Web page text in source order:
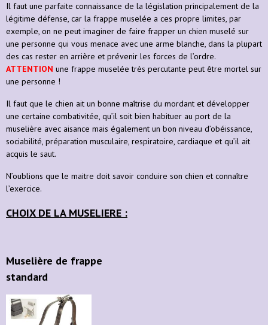
Il faut une parfaite connaissance de la législation principalement de la
légitime défense, car la frappe muselée a ces propre limites, par
exemple, on ne peut imaginer de faire frapper un chien muselé sur
une personne qui vous menace avec une arme blanche, dans la plupart
des cas rester en arrière et prévenir les forces de l’ordre.
ATTENTION une frappe muselée très percutante peut être mortel sur
une personne !
Il faut que le chien ait un bonne maîtrise du mordant et développer
une certaine combativitée, qu’il soit bien habituer au port de la
muselière avec aisance mais également un bon niveau d’obéissance,
sociabilité, préparation musculaire, respiratoire, cardiaque et qu’il ait
acquis le saut.
N’oublions que le maitre doit savoir conduire son chien et connaître
l’exercice.
CHOIX DE LA MUSELIERE :
Muselière de frappe
standard